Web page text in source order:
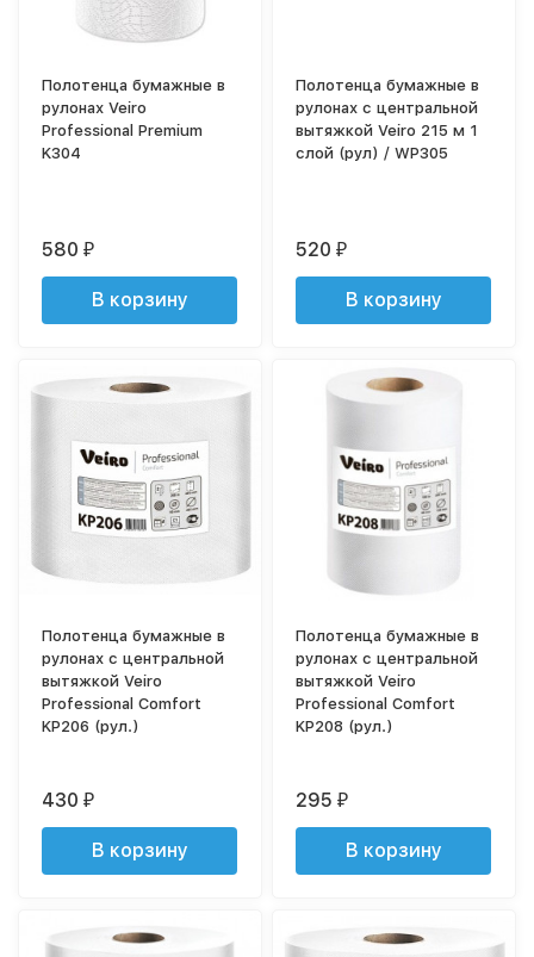
Полотенца бумажные в
рулонах Veiro
Professional Premium
K304
580₽
В корзину
Полотенца бумажные в
рулонах с центральной
вытяжкой Veiro 215 м 1
слой (рул) / WP305
520₽
В корзину
Полотенца бумажные в
рулонах с центральной
вытяжкой Veiro
Professional Comfort
KP206 (рул.)
430₽
В корзину
Полотенца бумажные в
рулонах с центральной
вытяжкой Veiro
Professional Comfort
KP208 (рул.)
295₽
В корзину